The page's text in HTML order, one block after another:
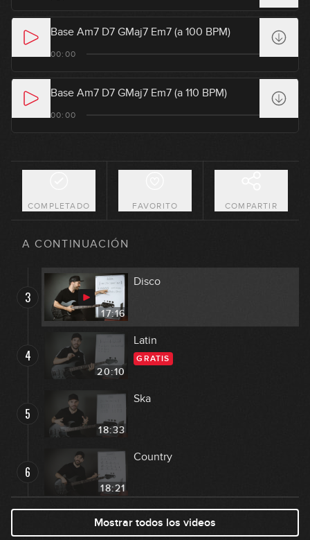
Base Am7 D7 GMaj7 Em7 (a 100 BPM)
00:00
Base Am7 D7 GMaj7 Em7 (a 110 BPM)
00:00
COMPLETADO FAVORITO COMPARTIR
A CONTINUACIÓN
Pop
2
Rock
3
17:16
Disco
4
20:10
Latin
GRATIS
5
18:33
Ska
6
18:21
Country
Bossa
GRATIS
Mostrar todos los videos